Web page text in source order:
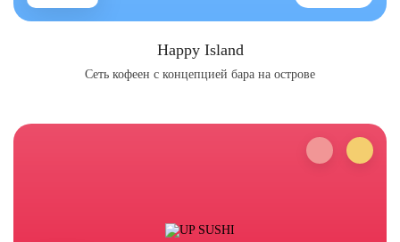
Happy Island
Сеть кофеен с концепцией бара на острове